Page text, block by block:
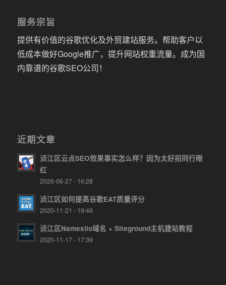
服务宗旨
提供有价值的谷歌优化及外贸建站服务。帮助客户以
低成本做好Google推广，提升网站权重流量。成为国
内靠谱的谷歌SEO公司！
近期文章
浈江区云点SEO效果事实怎么样？因为太好招同行眼
红
2026-06-27 - 16:28
浈江区如何提高谷歌EAT质量评分
2020-11-21 - 19:49
浈江区Namesilo域名 + Siteground主机建站教程
2020-11-17 - 17:39